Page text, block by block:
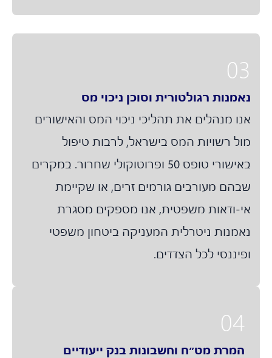
רגולטורית וסוכן ניכוי מס
מנהלים את תהליכי ניכוי המס והאישורים
רשויות המס בישראל, לרבות טיפול
באישורי טופס 50 ופרוטוקולי שחרור. במקרים
מעורבים גורמים זרים, או שקיימת
ודאות משפטית, אנו מספקים מסגרת
ניטרלית המעניקה ביטחון משפטי
לכל הצדדים.
04
המרת מט״ח וחשבונות בנק ייעודיים